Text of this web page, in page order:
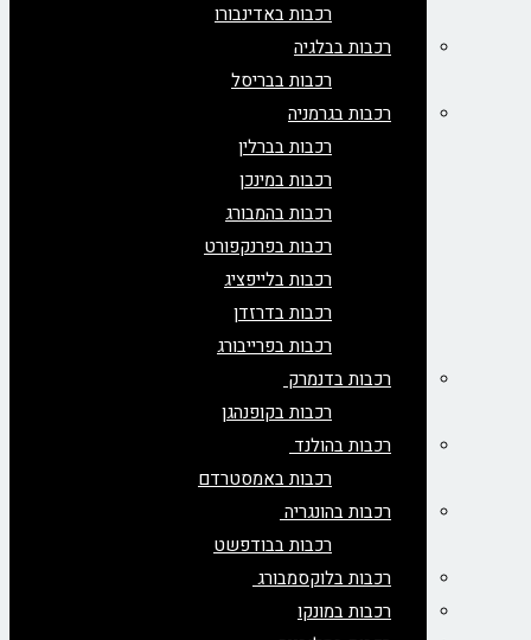
רכבות באדינבורו
רכבות בבלגיה
רכבות בבריסל
רכבות בגרמניה
רכבות בברלין
רכבות במינכן
רכבות בהמבורג
רכבות בפרנקפורט
רכבות בלייפציג
רכבות בדרזדן
רכבות בפרייבורג
רכבות בדנמרק
רכבות בקופנהגן
רכבות בהולנד
רכבות באמסטרדם
רכבות בהונגריה
רכבות בבודפשט
רכבות בלוקסמבורג
רכבות במונקו